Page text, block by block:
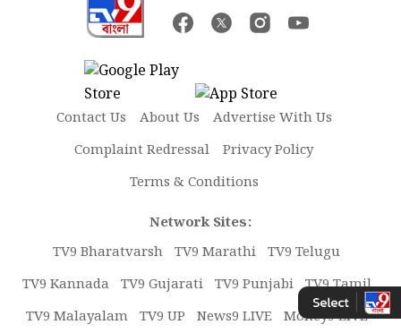
Contact Us About Us
Advertise With Us
Complaint Redressal
Privacy Policy
Terms & Conditions
Network Sites:
TV9 Bharatvarsh TV9 Marathi TV9 Telugu
TV9 Kannada TV9 Gujarati TV9 Punjabi TV9 Tamil
TV9 Malayalam TV9 UP News9 LIVE Money9 LIVE